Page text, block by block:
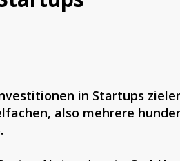
in Startups
also mehrere